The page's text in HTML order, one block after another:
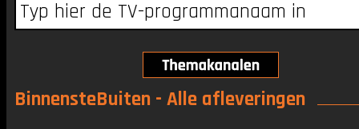
BinnensteBuiten - Alle afleveringen